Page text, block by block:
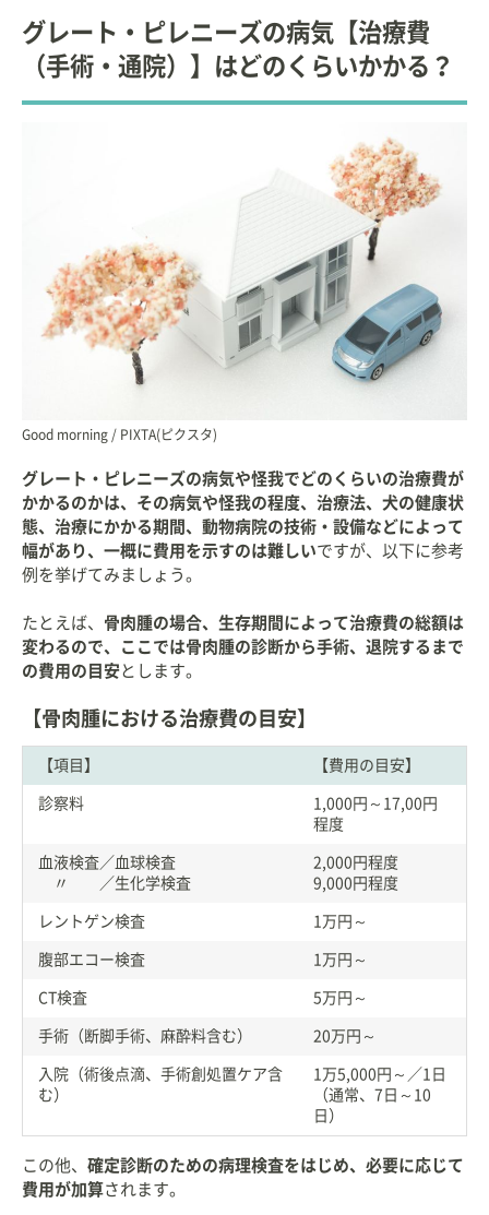
グレート・ピレニーズの病気【治療費
（手術・通院）】はどのくらいかかる？
Good morning / PIXTA(ピクスタ)
グレート・ピレニーズの病気や怪我でどのくらいの治療費が
かかるのかは、その病気や怪我の程度、治療法、犬の健康状
態、治療にかかる期間、動物病院の技術・設備などによって
幅があり、一概に費用を示すのは難しいですが、以下に参考
例を挙げてみましょう。
たとえば、 骨肉腫の場合、生存期間によって治療費の総額は
変わるので、ここでは骨肉腫の診断から手術、退院するまで
の費用の目安とします。
【骨肉腫における治療費の目安】
【項目】 【費用の目安】
診察料
1,000円～17,00円
程度
血液検査／血球検査
〃 ／生化学検査
2,000円程度
9,000円程度
レントゲン検査 1万円～
腹部エコー検査 1万円～
CT検査 5万円～
手術（断脚手術、麻酔料含む） 20万円～
入院（術後点滴、手術創処置ケア含
む）
1万5,000円～／1日
（通常、7日～10
日）
この他、 確定診断のための病理検査をはじめ、必要に応じて
費用が加算されます。